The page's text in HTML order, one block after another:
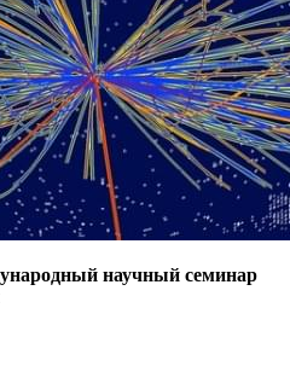
научный семинар